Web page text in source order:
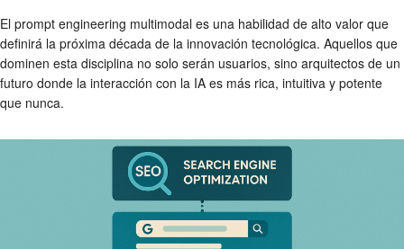
El prompt engineering multimodal es una habilidad de alto valor que
definirá la próxima década de la innovación tecnológica. Aquellos que
dominen esta disciplina no solo serán usuarios, sino arquitectos de un
futuro donde la interacción con la IA es más rica, intuitiva y potente
que nunca.